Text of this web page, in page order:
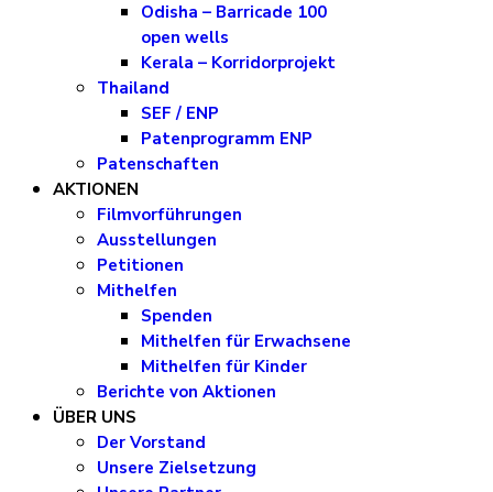
Odisha – Barricade 100
open wells
Kerala – Korridorprojekt
Thailand
SEF / ENP
Patenprogramm ENP
Patenschaften
AKTIONEN
Filmvorführungen
Ausstellungen
Petitionen
Mithelfen
Spenden
Mithelfen für Erwachsene
Mithelfen für Kinder
Berichte von Aktionen
ÜBER UNS
Der Vorstand
Unsere Zielsetzung